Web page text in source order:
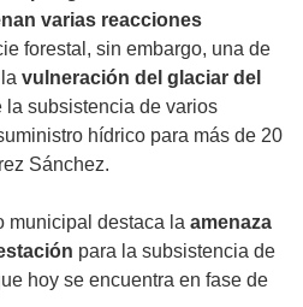
varias reacciones
forestal, sin embargo, una de
vulneración del glaciar del
la subsistencia de varios
hídrico para más de 20
Sánchez.
municipal destaca la amenaza
para la subsistencia de
hoy se encuentra en fase de